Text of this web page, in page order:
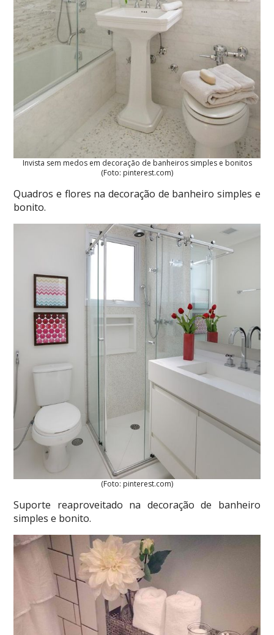
Invista sem medos em decoração de banheiros simples e bonitos
(Foto: pinterest.com)
Quadros e flores na decoração de banheiro simples e
bonito.
(Foto: pinterest.com)
Suporte reaproveitado na decoração de banheiro
simples e bonito.